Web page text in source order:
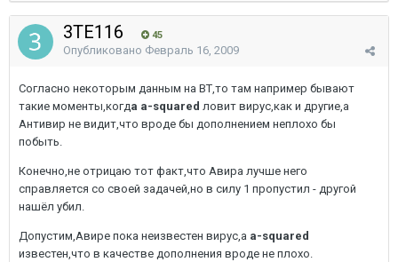
3TE116 45
Опубликовано Февраль 16, 2009
Согласно некоторым данным на ВТ,то там например бывают
такие моменты,когда a-squared ловит вирус,как и другие,а
Антивир не видит,что вроде бы дополнением неплохо бы
побыть.
Конечно,не отрицаю тот факт,что Авира лучше него
справляется со своей задачей,но в силу 1 пропустил - другой
нашёл убил.
Допустим,Авире пока неизвестен вирус,а a-squared
известен,что в качестве дополнения вроде не плохо.